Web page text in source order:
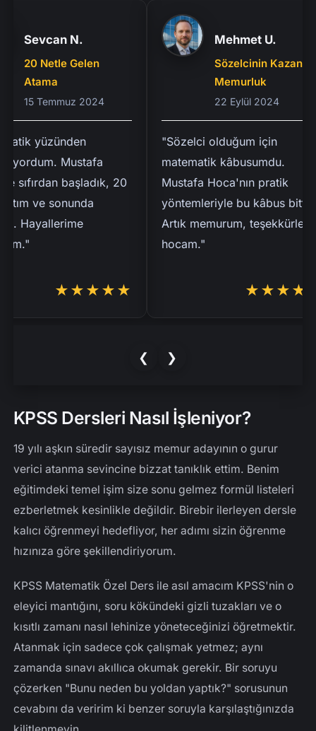
Sevcan N.
20 Netle Gelen
Atama
15 Temmuz 2024
yüzünden
Mustafa
başladık, 20
ve sonunda
★★★★★
Mehmet U.
Sözelcinin Kazandığı
Memurluk
22 Eylül 2024
"Sözelci olduğum için
matematik kâbusumdu.
Mustafa Hoca'nın pratik
yöntemleriyle bu kâbus bitti.
Artık memurum, teşekkürler
hocam."
★★★★★
❮ ❯
KPSS Dersleri Nasıl İşleniyor?
19 yılı aşkın süredir sayısız memur adayının o gurur
verici atanma sevincine bizzat tanıklık ettim. Benim
eğitimdeki temel işim size sonu gelmez formül listeleri
ezberletmek kesinlikle değildir. Birebir ilerleyen dersle
kalıcı öğrenmeyi hedefliyor, her adımı sizin öğrenme
hızınıza göre şekillendiriyorum.
KPSS Matematik Özel Ders ile asıl amacım KPSS'nin o
eleyici mantığını, soru kökündeki gizli tuzakları ve o
kısıtlı zamanı nasıl lehinize yöneteceğinizi öğretmektir.
Atanmak için sadece çok çalışmak yetmez; aynı
zamanda sınavı akıllıca okumak gerekir. Bir soruyu
çözerken "Bunu neden bu yoldan yaptık?" sorusunun
cevabını da veririm ki benzer soruyla karşılaştığınızda